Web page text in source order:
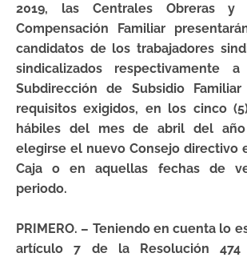
2019, las Centrales Obreras
Compensación Familiar
candidatos de los trabajadores
sindicalizados respectivamente
Subdirección de Subsidio
requisitos exigidos, en los cinco
hábiles del mes de abril del
elegirse el nuevo Consejo directivo
Caja o en aquellas fechas de
periodo.
PRIMERO. – Teniendo en cuenta lo
artículo 7 de la Resolución